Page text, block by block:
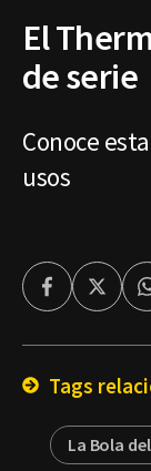
El
de serie
Conoce
usos
Facebook
Tags
La Bola